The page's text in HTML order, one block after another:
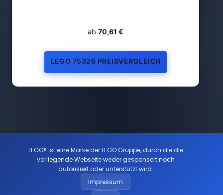
ab 70,61 €
LEGO 75326 PREISVERGLEICH
LEGO® ist eine Marke der LEGO Gruppe, durch die die
vorliegende Webseite weder gesponsert noch
autorisiert oder unterstützt wird.
Impressum